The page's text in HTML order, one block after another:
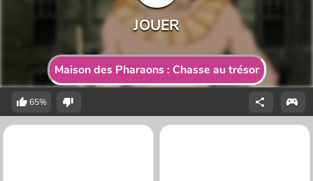
Maison des Pharaons : Chasse au trésor
65%